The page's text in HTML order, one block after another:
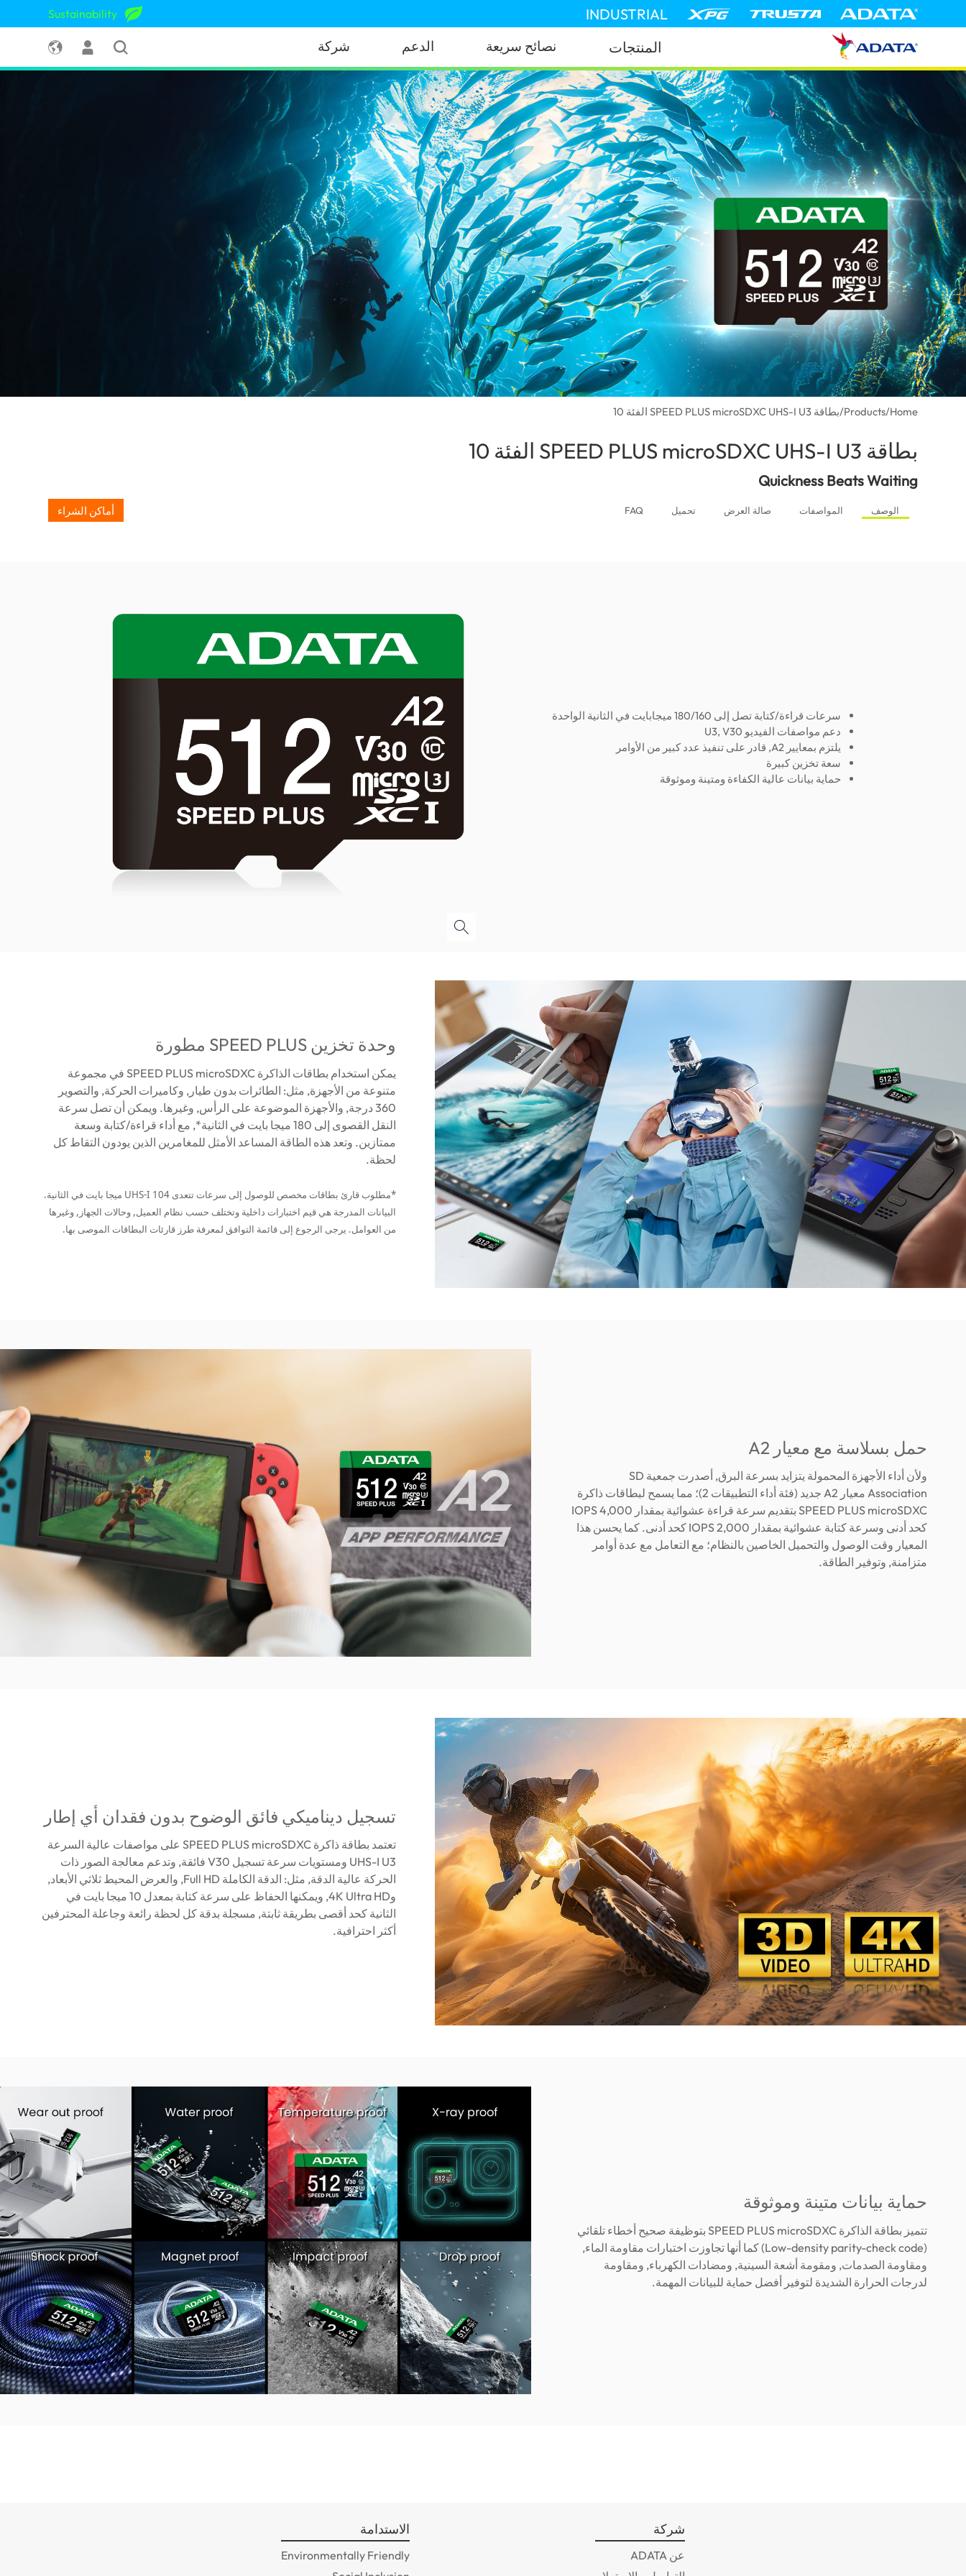
INDUSTRIAL
Sustainability
المنتجات نصائح سريعة الدعم شركة
Home
/
Products
/بطاقة SPEED PLUS microSDXC UHS-I U3 الفئة 10
بطاقة SPEED PLUS microSDXC UHS-I U3 الفئة 10
Quickness Beats Waiting
الوصف المواصفات صالة العرض تحميل FAQ أماكن الشراء
سرعات قراءة/كتابة تصل إلى 180/160 ميجابايت في الثانية الواحدة
دعم مواصفات الفيديو U3, V30
يلتزم بمعايير A2, قادر على تنفيذ عدد كبير من الأوامر
سعة تخزين كبيرة
حماية بيانات عالية الكفاءة ومتينة وموثوقة
وحدة تخزين SPEED PLUS مطورة
يمكن استخدام بطاقات الذاكرة SPEED PLUS microSDXC في مجموعة
متنوعة من الأجهزة, مثل: الطائرات بدون طيار, وكاميرات الحركة, والتصوير
360 درجة, والأجهزة الموضوعة على الرأس, وغيرها. ويمكن أن تصل سرعة
النقل القصوى إلى 180 ميجا بايت في الثانية*, مع أداء قراءة/كتابة وسعة
ممتازين. وتعد هذه الطاقة المساعد الأمثل للمغامرين الذين يودون التقاط كل
لحظة.
*مطلوب قارئ بطاقات مخصص للوصول إلى سرعات تتعدى UHS-I 104 ميجا بايت في الثانية.
البيانات المدرجة هي قيم اختبارات داخلية وتختلف حسب نظام العميل, وحالات الجهاز, وغيرها
من العوامل. يرجى الرجوع إلى قائمة التوافق لمعرفة طرز قارئات البطاقات الموصى بها.
حمل بسلاسة مع معيار A2
ولأن أداء الأجهزة المحمولة يتزايد بسرعة البرق, أصدرت جمعية SD
Association معيار A2 جديد (فئة أداء التطبيقات 2)؛ مما يسمح لبطاقات ذاكرة
SPEED PLUS microSDXC بتقديم سرعة قراءة عشوائية بمقدار 4,000 IOPS
كحد أدنى وسرعة كتابة عشوائية بمقدار 2,000 IOPS كحد أدنى. كما يحسن هذا
المعيار وقت الوصول والتحميل الخاصين بالنظام؛ مع التعامل مع عدة أوامر
متزامنة, وتوفير الطاقة.
تسجيل ديناميكي فائق الوضوح بدون فقدان أي إطار
تعتمد بطاقة ذاكرة SPEED PLUS microSDXC على مواصفات عالية السرعة
UHS-I U3 ومستويات سرعة تسجيل V30 فائقة, وتدعم معالجة الصور ذات
الحركة عالية الدقة, مثل: الدقة الكاملة Full HD, والعرض المحيط ثلاثي الأبعاد,
و4K Ultra HD, ويمكنها الحفاظ على سرعة كتابة بمعدل 10 ميجا بايت في
الثانية كحد أقصى بطريقة ثابتة, مسجلة بدقة كل لحظة رائعة وجاعلة المحترفين
أكثر احترافية.
حماية بيانات متينة وموثوقة
تتميز بطاقة الذاكرة SPEED PLUS microSDXC بتوظيفة صحيح أخطاء تلقائي
(Low-density parity-check code) كما أنها تجاوزت اختبارات مقاومة الماء,
ومقاومة الصدمات, ومقومة أشعة السينية, ومضادات الكهرباء, ومقاومة
لدرجات الحرارة الشديدة لتوفير أفضل حماية للبيانات المهمة.
شركة
عن ADATA
الاستدامة
Environmentally Friendly